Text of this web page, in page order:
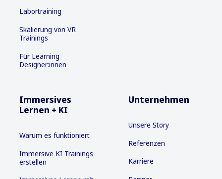
Labortraining
Skalierung von VR
Trainings
Für Learning
Designer:innen
Immersives
Lernen + KI
Warum es funktioniert
Immersive KI Trainings
erstellen
Unternehmen
Unsere Story
Referenzen
Karriere